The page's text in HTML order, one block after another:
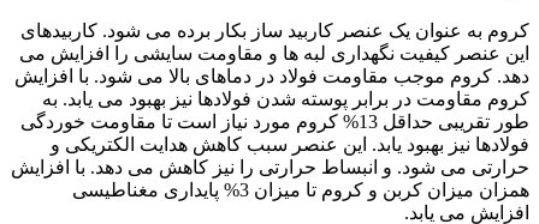
کروم به عنوان یک عنصر کاربید ساز بکار برده می شود. کاربیدهای
این عنصر کیفیت نگهداری لبه ها و مقاومت سایشی را افزایش می
دهد. کروم موجب مقاومت فولاد در دماهای بالا می شود. با افزایش
کروم مقاومت در برابر پوسته شدن فولادها نیز بهبود می یابد. به
طور تقریبی حداقل 13% کروم مورد نیاز است تا مقاومت خوردگی
فولادها نیز بهبود یابد. این عنصر سبب کاهش هدایت الکتریکی و
حرارتی می شود. و انبساط حرارتی را نیز کاهش می دهد. با افزایش
همزان میزان کربن و کروم تا میزان 3% پایداری مغناطیسی
افزایش می یابد.